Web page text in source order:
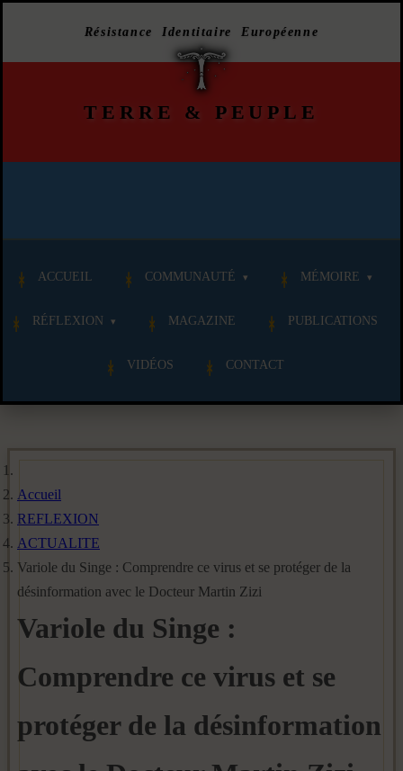
Résistance Identitaire Européenne
TERRE & PEUPLE
ACCUEIL COMMUNAUTÉ MÉMOIRE
RÉFLEXION MAGAZINE PUBLICATIONS
VIDÉOS CONTACT
Accueil
REFLEXION
ACTUALITE
Variole du Singe : Comprendre ce virus et se protéger de la
désinformation avec le Docteur Martin Zizi
Variole du Singe :
Comprendre ce virus et se
protéger de la désinformation